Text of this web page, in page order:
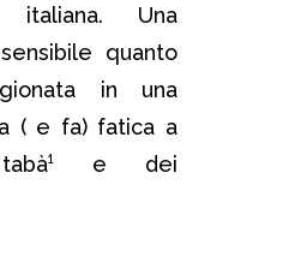
italiana. Una
quanto
in una
( e fa) fatica a
e dei